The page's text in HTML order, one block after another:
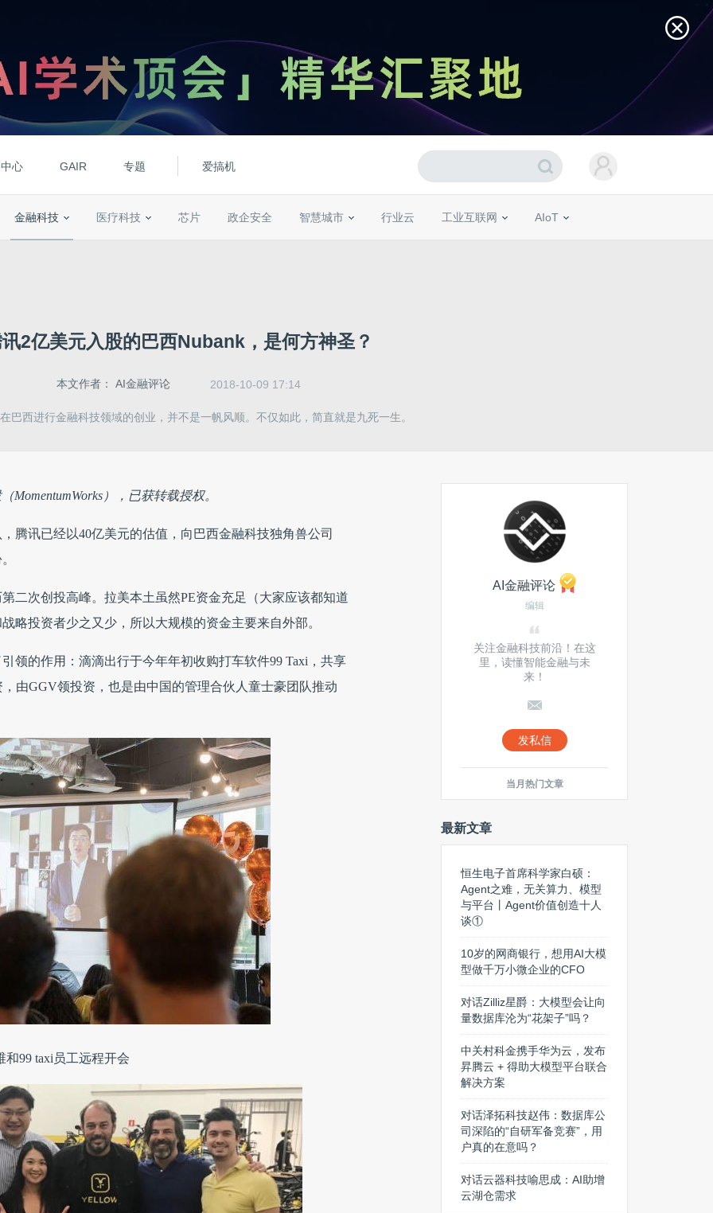
心 GAIR 专题 爱搞机
金融科技 医疗科技 芯片 政企安全 智慧城市 行业云 工业互联网 AIoT
2亿美元入股的巴西Nubank，是何方神圣？
本文作者： AI金融评论 2018-10-09 17:14
巴西进行金融科技领域的创业，并不是一帆风顺。不仅如此，简直就是九死一生。
），已获转载授权。
腾讯已经以40亿美元的估值，向巴西金融科技独角兽公司
二次创投高峰。拉美本土虽然PE资金充足（大家应该都知道
略投资者少之又少，所以大规模的资金主要来自外部。
领的作用：滴滴出行于今年年初收购打车软件99 Taxi，共享
由GGV领投资，也是由中国的管理合伙人童士豪团队推动
和99 taxi员工远程开会
AI金融评论
编辑
关注金融科技前沿！在这
里，读懂智能金融与未
来！
发私信
当月热门文章
最新文章
恒生电子首席科学家白硕：
Agent之难，无关算力、模型
与平台丨Agent价值创造十人
谈①
10岁的网商银行，想用AI大模
型做千万小微企业的CFO
对话Zilliz星爵：大模型会让向
量数据库沦为“花架子”吗？
中关村科金携手华为云，发布
昇腾云 + 得助大模型平台联合
解决方案
对话泽拓科技赵伟：数据库公
司深陷的“自研军备竞赛”，用
户真的在意吗？
对话云器科技喻思成：AI助增
云湖仓需求